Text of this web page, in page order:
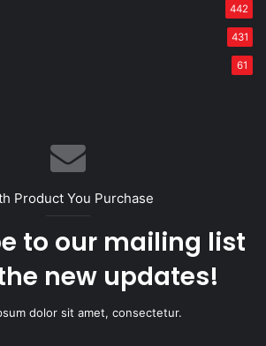
442
431
61
Product You Purchase
to our mailing list
new updates!
dolor sit amet, consectetur.